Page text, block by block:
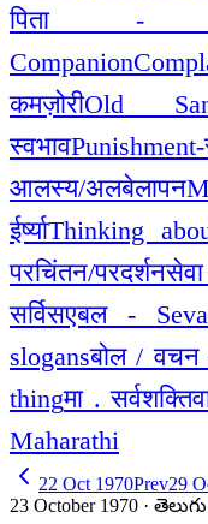
पिता -
Companion
कमज़ोरीOld
स्वभाव
आलस्य/अलबेलापन
ईर्ष्याThinking
परचिंतन/परदर्शन
सर्विसएबल -
slogansबोल / वचन
thingमा .
Maharathi
22 Oct 1970Prev29
23 October 1970 · తెలుగు